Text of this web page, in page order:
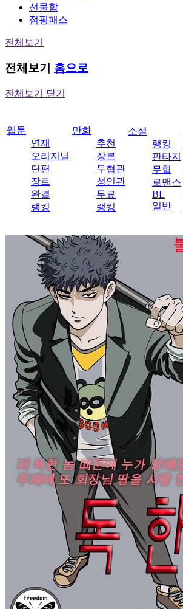
선물함
점핑패스
전체보기
전체보기 홈으로
전체보기 닫기
웹툰
연재
오리지널
단편
장르
완결
랭킹
만화
추천
장르
무협관
성인관
무료
랭킹
소설
랭킹
판타지
무협
로맨스
BL
일반